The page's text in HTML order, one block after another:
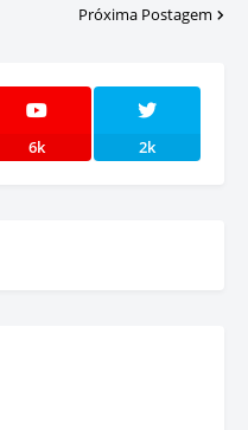
Próxima Postagem
6k 2k